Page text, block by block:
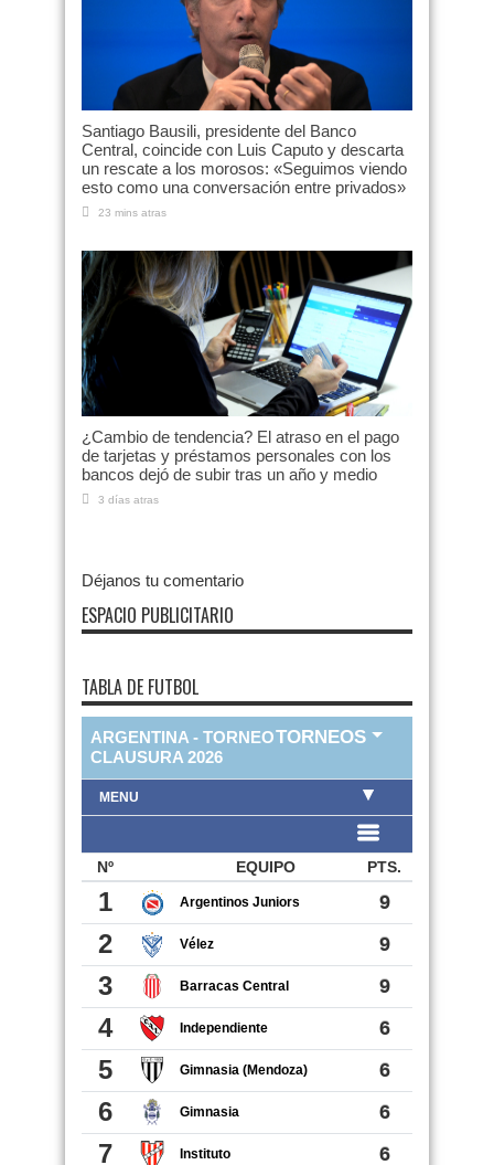
Santiago Bausili, presidente del Banco
Central, coincide con Luis Caputo y descarta
un rescate a los morosos: «Seguimos viendo
esto como una conversación entre privados»
23 mins atras
¿Cambio de tendencia? El atraso en el pago
de tarjetas y préstamos personales con los
bancos dejó de subir tras un año y medio
3 días atras
Déjanos tu comentario
ESPACIO PUBLICITARIO
TABLA DE FUTBOL